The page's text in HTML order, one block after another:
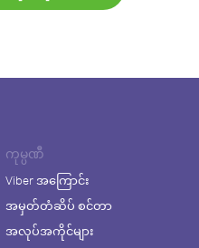
ကုမ္ပဏီ
Viber အကြောင်း
အမှတ်တံဆိပ် စင်တာ
အလုပ်အကိုင်များ